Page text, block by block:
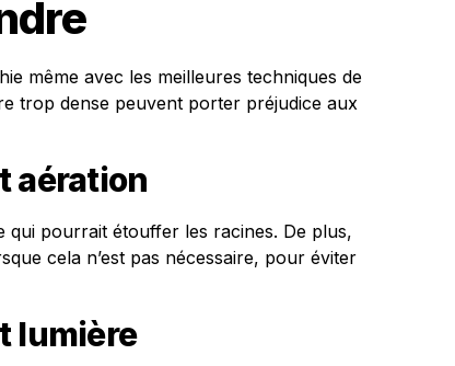
même avec les meilleures techniques de
trop dense peuvent porter préjudice aux
aération
qui pourrait étouffer les racines. De plus,
cela n’est pas nécessaire, pour éviter
lumière